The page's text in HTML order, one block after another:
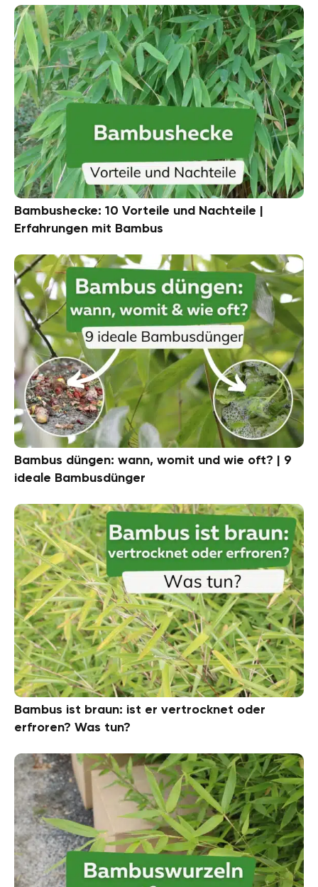
Bambushecke: 10 Vorteile und Nachteile |
Erfahrungen mit Bambus
Bambus düngen: wann, womit und wie oft? | 9
ideale Bambusdünger
Bambus ist braun: ist er vertrocknet oder
erfroren? Was tun?